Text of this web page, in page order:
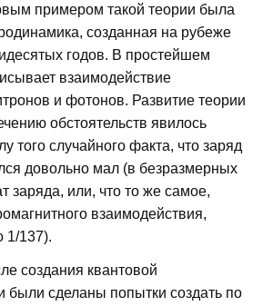
примером такой теории была
созданная на рубеже
годов. В простейшем
взаимодействие
и фотонов. Развитие теории
обстоятельств явилось
того случайного факта, что заряд
довольно мал (в безразмерных
заряда, или, что то же самое,
взаимодействия,
1/137).
создания квантовой
были сделаны попытки создать по